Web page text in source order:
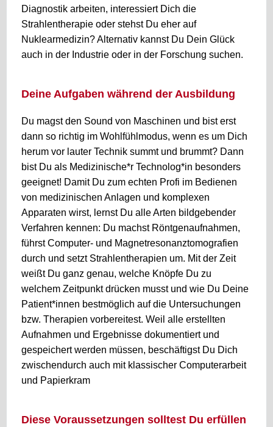
Diagnostik arbeiten, interessiert Dich die
Strahlentherapie oder stehst Du eher auf
Nuklearmedizin? Alternativ kannst Du Dein Glück
auch in der Industrie oder in der Forschung suchen.
Deine Aufgaben während der Ausbildung
Du magst den Sound von Maschinen und bist erst
dann so richtig im Wohlfühlmodus, wenn es um Dich
herum vor lauter Technik summt und brummt? Dann
bist Du als Medizinische*r Technolog*in besonders
geeignet! Damit Du zum echten Profi im Bedienen
von medizinischen Anlagen und komplexen
Apparaten wirst, lernst Du alle Arten bildgebender
Verfahren kennen: Du machst Röntgenaufnahmen,
führst Computer- und Magnetresonanztomografien
durch und setzt Strahlentherapien um. Mit der Zeit
weißt Du ganz genau, welche Knöpfe Du zu
welchem Zeitpunkt drücken musst und wie Du Deine
Patient*innen bestmöglich auf die Untersuchungen
bzw. Therapien vorbereitest. Weil alle erstellten
Aufnahmen und Ergebnisse dokumentiert und
gespeichert werden müssen, beschäftigst Du Dich
zwischendurch auch mit klassischer Computerarbeit
und Papierkram
Diese Voraussetzungen solltest Du erfüllen